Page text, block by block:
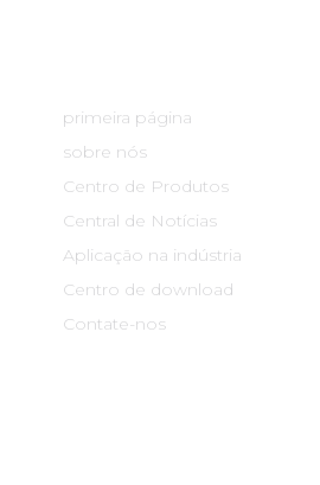
primeira página
sobre nós
Centro de Produtos
Central de Notícias
Aplicação na indústria
Centro de download
Contate-nos